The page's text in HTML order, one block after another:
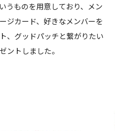
うものを用意しており、メン
ジカード、好きなメンバーを
、グッドパッチと繋がりたい
ントしました。